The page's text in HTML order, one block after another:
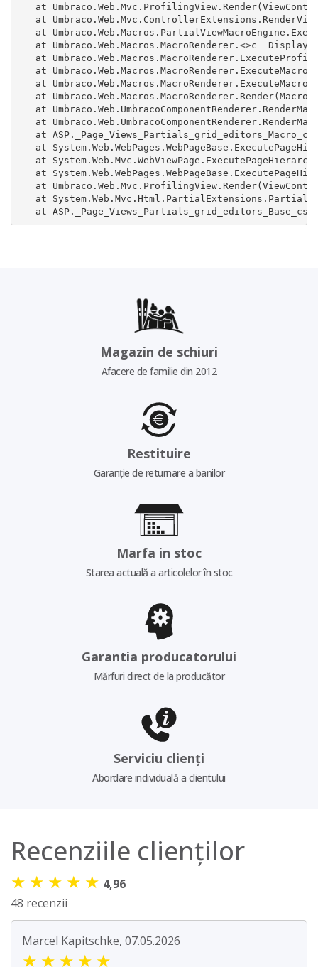
at
at
at
at
at
at
at
at
at
at
at
at
at
at
at
at
at
Magazin de schiuri
Afacere de familie din 2012
Restituire
Garanție de returnare a banilor
Marfa in stoc
Starea actuală a articolelor în stoc
Garantia producatorului
Mărfuri direct de la producător
Serviciu clienți
Abordare individuală a clientului
Recenziile clienților
★ ★ ★ ★ ★ 4,96
48 recenzii
Marcel Kapitschke, 07.05.2026
★ ★ ★ ★ ★